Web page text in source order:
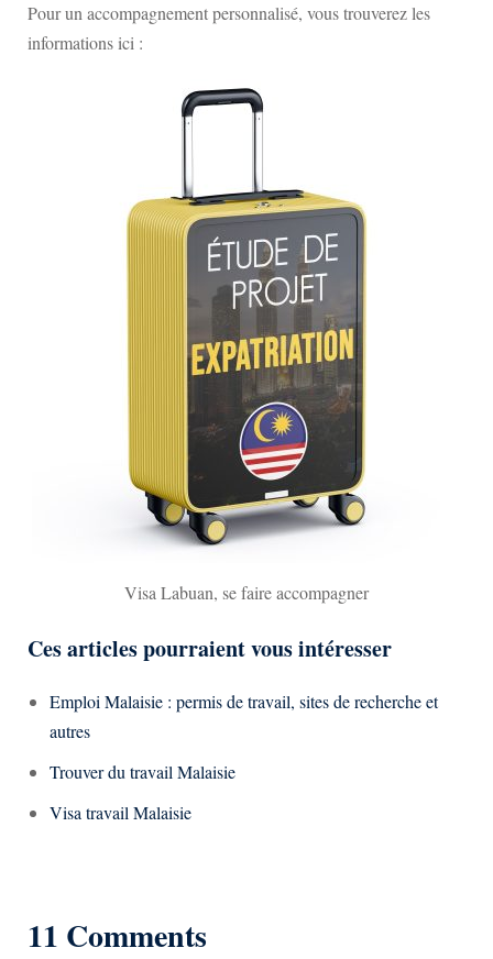
Pour un accompagnement personnalisé, vous trouverez les
informations ici :
Visa Labuan, se faire accompagner
Ces articles pourraient vous intéresser
Emploi Malaisie : permis de travail, sites de recherche et
autres
Trouver du travail Malaisie
Visa travail Malaisie
11 Comments